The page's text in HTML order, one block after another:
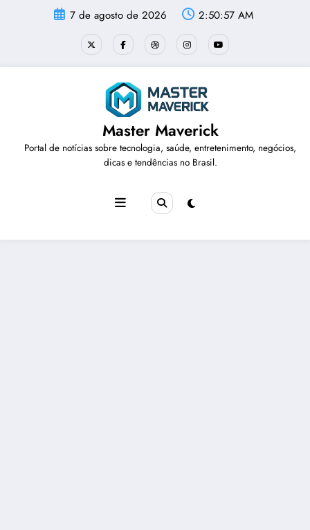
7 de agosto de 2026 2:50:57 AM
Master Maverick
Portal de notícias sobre tecnologia, saúde, entretenimento, negócios,
dicas e tendências no Brasil.